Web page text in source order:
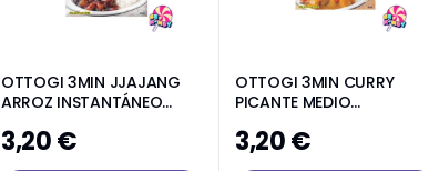
OTTOGI 3MIN JJAJANG
ARROZ INSTANTÁNEO
3,20€
OTTOGI 3MIN CURRY
PICANTE MEDIO
3,20€